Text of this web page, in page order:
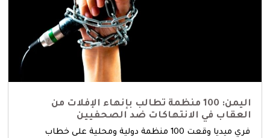
اليمن: 100 منظمة تطالب بإنهاء الإفلات من
العقاب في الانتهاكات ضد الصحفيين
فري ميديا وقعت 100 منظمة دولية ومحلية على خطاب